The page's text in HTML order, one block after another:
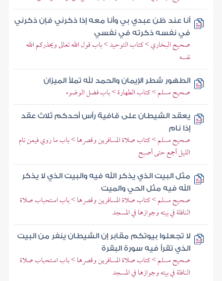
أنا عند ظن عبدي بي وأنا معه إذا ذكرني فإن ذكرني
في نفسه ذكرته في نفسي
صحيح البخاري > كتاب التوحيد > باب قول الله تعالى ويحذركم الله
نفسه
الطهور شطر الإيمان والحمد لله تملأ الميزان
صحيح مسلم > كتاب الطهارة > باب فضل الوضوء
يعقد الشيطان على قافية رأس أحدكم ثلاث عقد
إذا نام
صحيح مسلم > كتاب صلاة المسافرين وقصرها > باب ما روي فيمن نام
الليل أجمع حتى أصبح
مثل البيت الذي يذكر الله فيه والبيت الذي لا يذكر
الله فيه مثل الحي والميت
صحيح مسلم > كتاب صلاة المسافرين وقصرها > باب استحباب صلاة
النافلة في بيته وجوازها في المسجد
لا تجعلوا بيوتكم مقابر إن الشيطان ينفر من البيت
الذي تقرأ فيه سورة البقرة
صحيح مسلم > كتاب صلاة المسافرين وقصرها > باب استحباب صلاة
النافلة في بيته وجوازها في المسجد